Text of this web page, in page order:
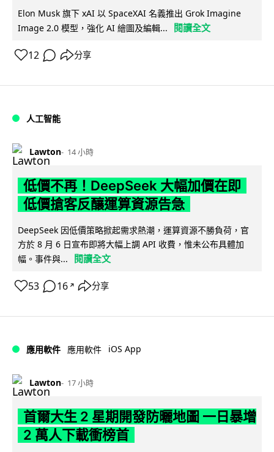
Elon Musk 旗下 xAI 以 SpaceXAI 名義推出 Grok Imagine
Image 2.0 模型，強化 AI 繪圖及編輯...
閱讀全文
12 分享
人工智能
Lawton 14 小時
低價不再！DeepSeek 大幅加價在即
低價搶客反釀運算資源告急
DeepSeek 因低價策略掀起需求熱潮，運算資源不勝負荷，官
方於 8 月 6 日宣布即將大幅上調 API 收費，惟未公布具體加
幅。事件與...
閱讀全文
53 16 ↗ 分享
應用軟件 應用軟件 iOS App
Lawton 17 小時
首爾大生 2 星期開發防曬地圖 一日暴增
2 萬人下載衝榜首